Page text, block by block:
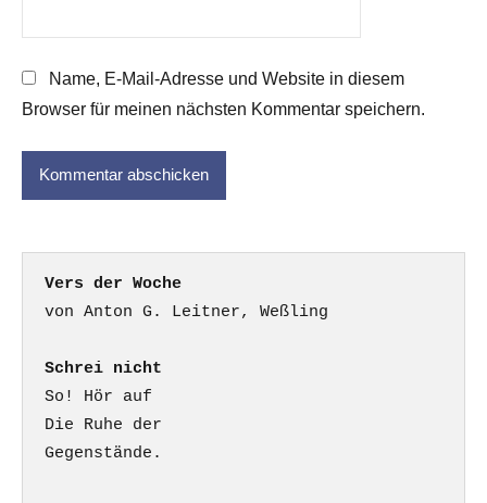
Name, E-Mail-Adresse und Website in diesem
Browser für meinen nächsten Kommentar speichern.
Vers der Woche
Schrei nicht
So! Hör auf
Die Ruhe der
Gegenstände.